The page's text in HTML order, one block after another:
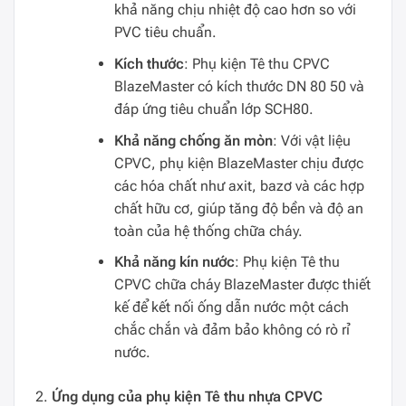
khả năng chịu nhiệt độ cao hơn so với
PVC tiêu chuẩn.
Kích thước: Phụ kiện Tê thu CPVC
BlazeMaster có kích thước DN 80 50 và
đáp ứng tiêu chuẩn lớp SCH80.
Khả năng chống ăn mòn: Với vật liệu
CPVC, phụ kiện BlazeMaster chịu được
các hóa chất như axit, bazơ và các hợp
chất hữu cơ, giúp tăng độ bền và độ an
toàn của hệ thống chữa cháy.
Khả năng kín nước: Phụ kiện Tê thu
CPVC chữa cháy BlazeMaster được thiết
kế để kết nối ống dẫn nước một cách
chắc chắn và đảm bảo không có rò rỉ
nước.
Ứng dụng của phụ kiện Tê thu nhựa CPVC